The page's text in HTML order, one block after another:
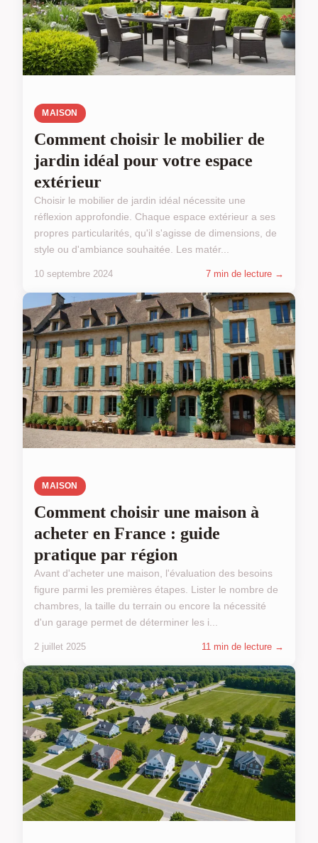
MAISON
Comment choisir le mobilier de
jardin idéal pour votre espace
extérieur
Choisir le mobilier de jardin idéal nécessite une
réflexion approfondie. Chaque espace extérieur a ses
propres particularités, qu'il s'agisse de dimensions, de
style ou d'ambiance souhaitée. Les matér...
10 septembre 2024 7 min de lecture →
MAISON
Comment choisir une maison à
acheter en France : guide
pratique par région
Avant d'acheter une maison, l'évaluation des besoins
figure parmi les premières étapes. Lister le nombre de
chambres, la taille du terrain ou encore la nécessité
d'un garage permet de déterminer les i...
2 juillet 2025 11 min de lecture →